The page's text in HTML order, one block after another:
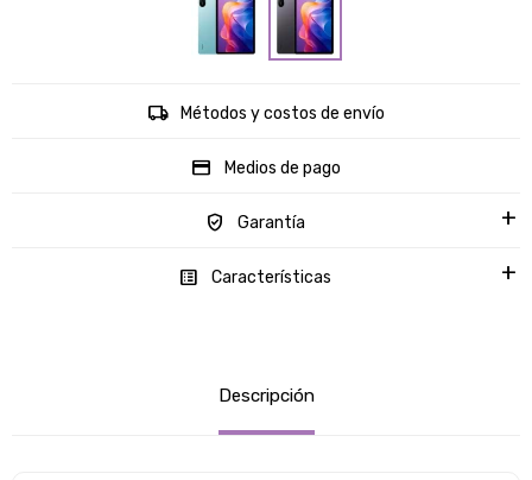
Métodos y costos de envío
Medios de pago
Garantía
Características
Descripción